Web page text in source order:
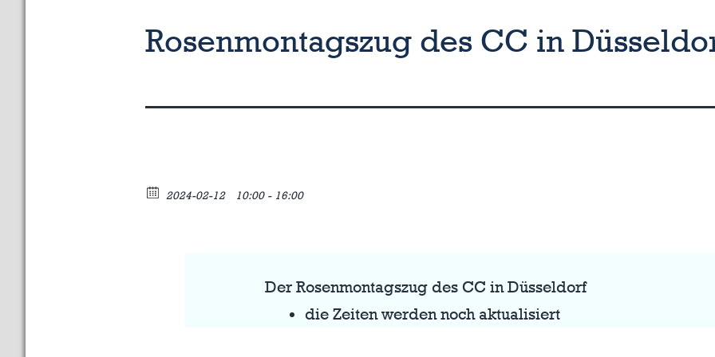
Rosenmontagszug des CC in
2024-02-12 10:00 - 16:00
Der Rosenmontagszug des CC in Düsseldorf
die Zeiten werden noch aktualisiert